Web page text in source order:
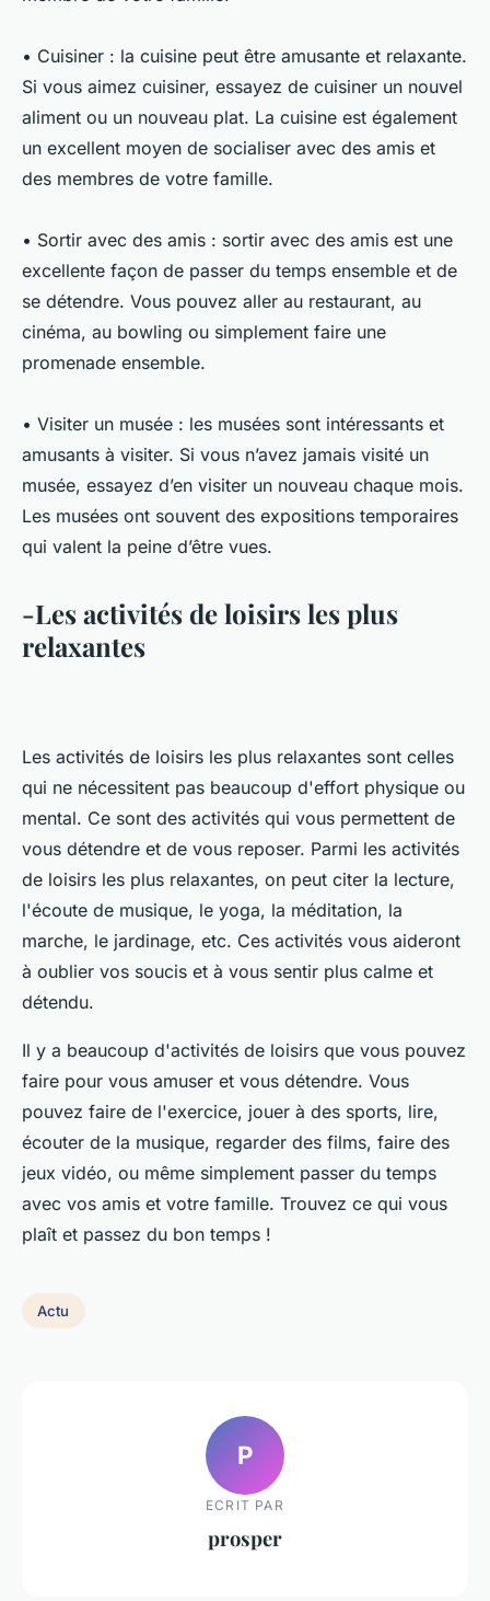
• Cuisiner : la cuisine peut être amusante et relaxante.
Si vous aimez cuisiner, essayez de cuisiner un nouvel
aliment ou un nouveau plat. La cuisine est également
un excellent moyen de socialiser avec des amis et
des membres de votre famille.
• Sortir avec des amis : sortir avec des amis est une
excellente façon de passer du temps ensemble et de
se détendre. Vous pouvez aller au restaurant, au
cinéma, au bowling ou simplement faire une
promenade ensemble.
• Visiter un musée : les musées sont intéressants et
amusants à visiter. Si vous n’avez jamais visité un
musée, essayez d’en visiter un nouveau chaque mois.
Les musées ont souvent des expositions temporaires
qui valent la peine d’être vues.
-Les activités de loisirs les plus
relaxantes
Les activités de loisirs les plus relaxantes sont celles
qui ne nécessitent pas beaucoup d'effort physique ou
mental. Ce sont des activités qui vous permettent de
vous détendre et de vous reposer. Parmi les activités
de loisirs les plus relaxantes, on peut citer la lecture,
l'écoute de musique, le yoga, la méditation, la
marche, le jardinage, etc. Ces activités vous aideront
à oublier vos soucis et à vous sentir plus calme et
détendu.
Il y a beaucoup d'activités de loisirs que vous pouvez
faire pour vous amuser et vous détendre. Vous
pouvez faire de l'exercice, jouer à des sports, lire,
écouter de la musique, regarder des films, faire des
jeux vidéo, ou même simplement passer du temps
avec vos amis et votre famille. Trouvez ce qui vous
plaît et passez du bon temps !
Actu
P
ECRIT PAR
prosper